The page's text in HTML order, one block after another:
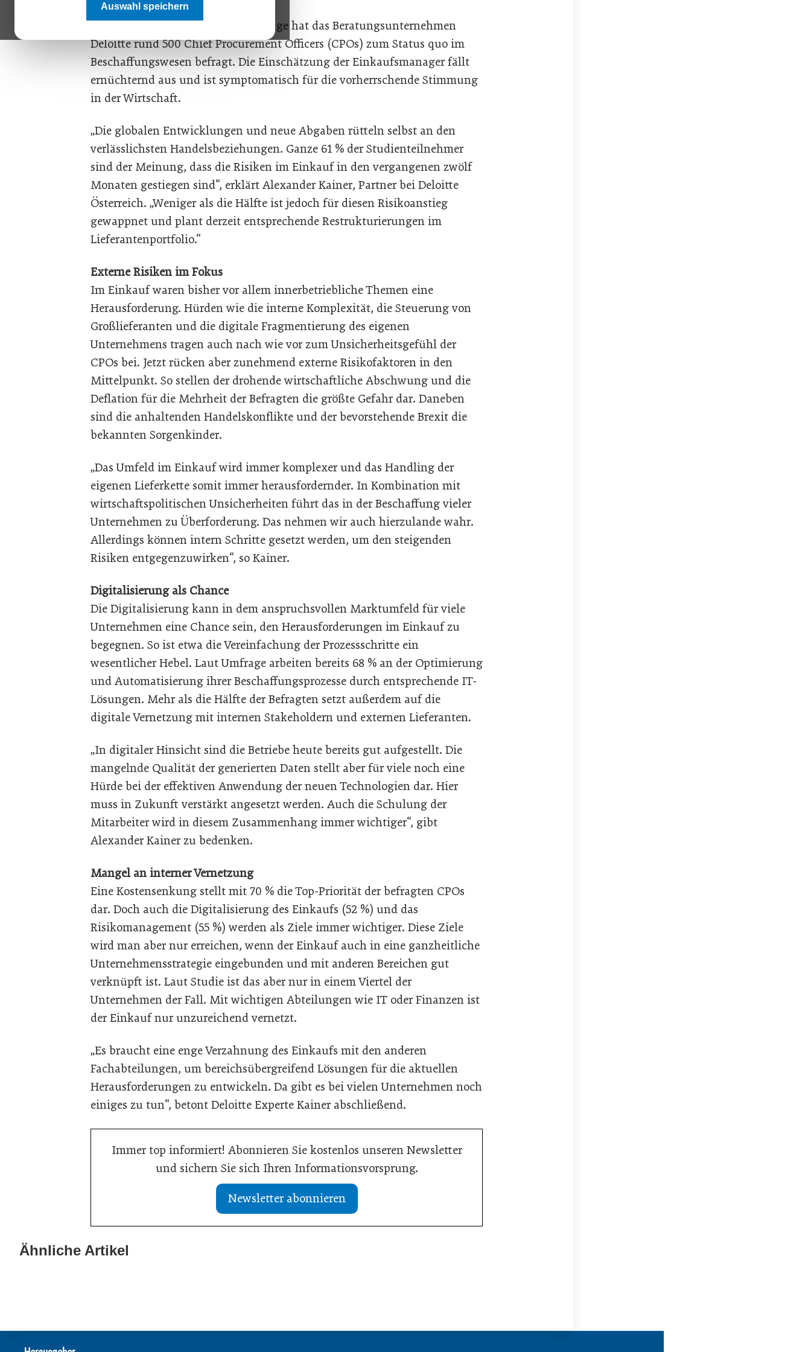
Auswahl speichern
Im Rahmen einer weltweiten Umfrage hat das Beratungsunternehmen
Deloitte rund 500 Chief Procurement Officers (CPOs) zum Status quo im
Beschaffungswesen befragt. Die Einschätzung der Einkaufsmanager fällt
ernüchternd aus und ist symptomatisch für die vorherrschende Stimmung
in der Wirtschaft.
„Die globalen Entwicklungen und neue Abgaben rütteln selbst an den
verlässlichsten Handelsbeziehungen. Ganze 61 % der Studienteilnehmer
sind der Meinung, dass die Risiken im Einkauf in den vergangenen zwölf
Monaten gestiegen sind“, erklärt Alexander Kainer, Partner bei Deloitte
Österreich. „Weniger als die Hälfte ist jedoch für diesen Risikoanstieg
gewappnet und plant derzeit entsprechende Restrukturierungen im
Lieferantenportfolio.“
Externe Risiken im Fokus
Im Einkauf waren bisher vor allem innerbetriebliche Themen eine
Herausforderung. Hürden wie die interne Komplexität, die Steuerung von
Großlieferanten und die digitale Fragmentierung des eigenen
Unternehmens tragen auch nach wie vor zum Unsicherheitsgefühl der
CPOs bei. Jetzt rücken aber zunehmend externe Risikofaktoren in den
Mittelpunkt. So stellen der drohende wirtschaftliche Abschwung und die
Deflation für die Mehrheit der Befragten die größte Gefahr dar. Daneben
sind die anhaltenden Handelskonflikte und der bevorstehende Brexit die
bekannten Sorgenkinder.
„Das Umfeld im Einkauf wird immer komplexer und das Handling der
eigenen Lieferkette somit immer herausfordernder. In Kombination mit
wirtschaftspolitischen Unsicherheiten führt das in der Beschaffung vieler
Unternehmen zu Überforderung. Das nehmen wir auch hierzulande wahr.
Allerdings können intern Schritte gesetzt werden, um den steigenden
Risiken entgegenzuwirken“, so Kainer.
Digitalisierung als Chance
Die Digitalisierung kann in dem anspruchsvollen Marktumfeld für viele
Unternehmen eine Chance sein, den Herausforderungen im Einkauf zu
begegnen. So ist etwa die Vereinfachung der Prozessschritte ein
wesentlicher Hebel. Laut Umfrage arbeiten bereits 68 % an der Optimierung
und Automatisierung ihrer Beschaffungsprozesse durch entsprechende IT-
Lösungen. Mehr als die Hälfte der Befragten setzt außerdem auf die
digitale Vernetzung mit internen Stakeholdern und externen Lieferanten.
„In digitaler Hinsicht sind die Betriebe heute bereits gut aufgestellt. Die
mangelnde Qualität der generierten Daten stellt aber für viele noch eine
Hürde bei der effektiven Anwendung der neuen Technologien dar. Hier
muss in Zukunft verstärkt angesetzt werden. Auch die Schulung der
Mitarbeiter wird in diesem Zusammenhang immer wichtiger“, gibt
Alexander Kainer zu bedenken.
Mangel an interner Vernetzung
Eine Kostensenkung stellt mit 70 % die Top-Priorität der befragten CPOs
dar. Doch auch die Digitalisierung des Einkaufs (52 %) und das
Risikomanagement (55 %) werden als Ziele immer wichtiger. Diese Ziele
wird man aber nur erreichen, wenn der Einkauf auch in eine ganzheitliche
Unternehmensstrategie eingebunden und mit anderen Bereichen gut
verknüpft ist. Laut Studie ist das aber nur in einem Viertel der
Unternehmen der Fall. Mit wichtigen Abteilungen wie IT oder Finanzen ist
der Einkauf nur unzureichend vernetzt.
„Es braucht eine enge Verzahnung des Einkaufs mit den anderen
Fachabteilungen, um bereichsübergreifend Lösungen für die aktuellen
Herausforderungen zu entwickeln. Da gibt es bei vielen Unternehmen noch
einiges zu tun“, betont Deloitte Experte Kainer abschließend.
Immer top informiert! Abonnieren Sie kostenlos unseren Newsletter
und sichern Sie sich Ihren Informationsvorsprung.
Newsletter abonnieren
Ähnliche Artikel
Was Handwerksbetriebe jetzt für ihre